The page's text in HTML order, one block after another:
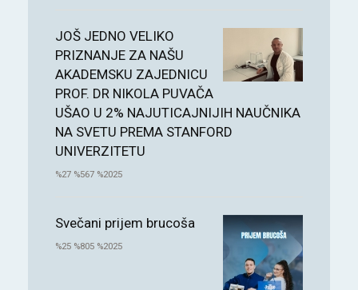
JOŠ JEDNO VELIKO
PRIZNANJE ZA NAŠU
AKADEMSKU ZAJEDNICU
PROF. DR NIKOLA PUVAČA
UŠAO U 2% NAJUTICAJNIJIH NAUČNIKA
NA SVETU PREMA STANFORD
UNIVERZITETU
%27 %567 %2025
Svečani prijem brucoša
%25 %805 %2025